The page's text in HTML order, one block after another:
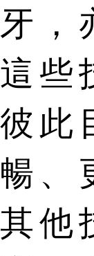
牙，
這些
彼此
暢、
其他